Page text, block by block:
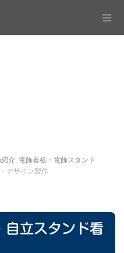
介, 電飾看板・電飾スタンド
デザイン製作
自立スタンド看